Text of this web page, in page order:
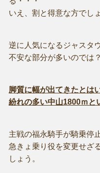
いえ、割と得意な方でしょ
逆に人気になるジャスタ
不安な部分が多いのでは
脚質に幅が出てきたとは
紛れの多い中山1800ｍと
主戦の福永騎手が騎乗停
急きょ乗り役を変更せざ
しょう。